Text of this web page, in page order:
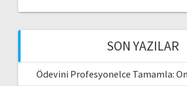
SON YAZILAR
Ödevini Profesyonelce Tamamla: